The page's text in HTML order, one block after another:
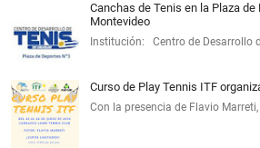
Canchas de Tenis en la Plaza de
Montevideo
Institución: Centro de Desarrollo
Curso de Play Tennis ITF
Con la presencia de Flavio